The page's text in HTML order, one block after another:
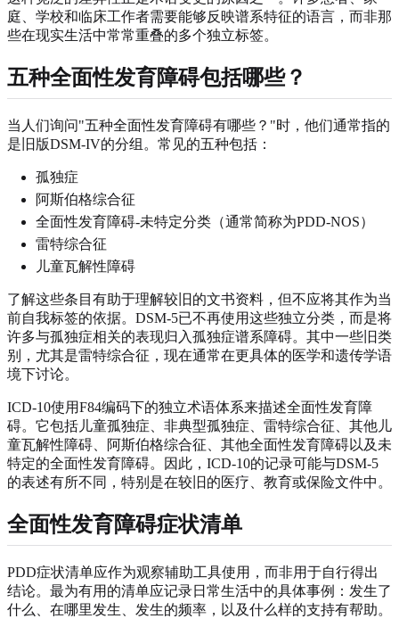
庭、学校和临床工作者需要能够反映谱系特征的语言，而非那
些在现实生活中常常重叠的多个独立标签。
五种全面性发育障碍包括哪些？
当人们询问"五种全面性发育障碍有哪些？"时，他们通常指的
是旧版DSM-IV的分组。常见的五种包括：
孤独症
阿斯伯格综合征
全面性发育障碍-未特定分类（通常简称为PDD-NOS）
雷特综合征
儿童瓦解性障碍
了解这些条目有助于理解较旧的文书资料，但不应将其作为当
前自我标签的依据。DSM-5已不再使用这些独立分类，而是将
许多与孤独症相关的表现归入孤独症谱系障碍。其中一些旧类
别，尤其是雷特综合征，现在通常在更具体的医学和遗传学语
境下讨论。
ICD-10使用F84编码下的独立术语体系来描述全面性发育障
碍。它包括儿童孤独症、非典型孤独症、雷特综合征、其他儿
童瓦解性障碍、阿斯伯格综合征、其他全面性发育障碍以及未
特定的全面性发育障碍。因此，ICD-10的记录可能与DSM-5
的表述有所不同，特别是在较旧的医疗、教育或保险文件中。
全面性发育障碍症状清单
PDD症状清单应作为观察辅助工具使用，而非用于自行得出
结论。最为有用的清单应记录日常生活中的具体事例：发生了
什么、在哪里发生、发生的频率，以及什么样的支持有帮助。